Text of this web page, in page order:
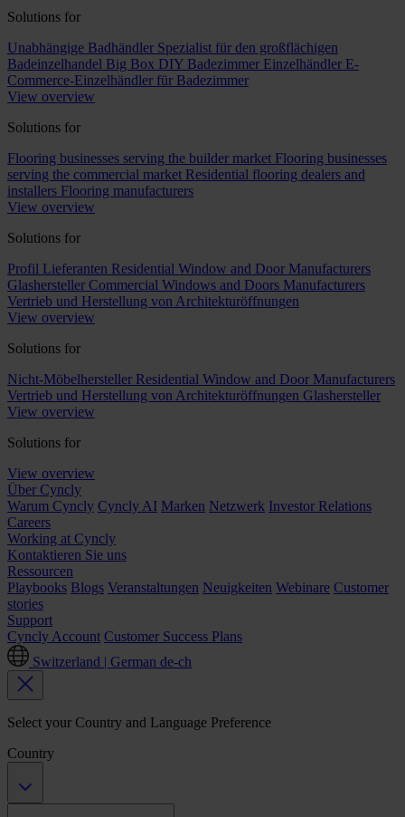
Solutions for
Unabhängige Badhändler Spezialist für den großflächigen
Badeinzelhandel Big Box DIY Badezimmer Einzelhändler E-
Commerce-Einzelhändler für Badezimmer
View overview
Solutions for
Flooring businesses serving the builder market Flooring businesses
serving the commercial market Residential flooring dealers and
installers Flooring manufacturers
View overview
Solutions for
Profil Lieferanten Residential Window and Door Manufacturers
Glashersteller Commercial Windows and Doors Manufacturers
Vertrieb und Herstellung von Architekturöffnungen
View overview
Solutions for
Nicht-Möbelhersteller Residential Window and Door Manufacturers
Vertrieb und Herstellung von Architekturöffnungen Glashersteller
View overview
Solutions for
View overview
Über Cyncly
Warum Cyncly Cyncly AI Marken Netzwerk Investor Relations
Careers
Working at Cyncly
Kontaktieren Sie uns
Ressourcen
Playbooks Blogs Veranstaltungen Neuigkeiten Webinare Customer
stories
Support
Cyncly Account Customer Success Plans
Switzerland | German de-ch
Select your Country and Language Preference
Country